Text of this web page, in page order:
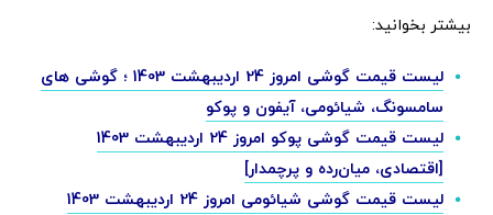
بیشتر بخوانید:
لیست قیمت گوشی امروز 24 اردیبهشت 1403 ؛ گوشی های
سامسونگ، شیائومی، آیفون و پوکو
لیست قیمت گوشی پوکو امروز 24 اردیبهشت 1403
[اقتصادی، میان‌رده و پرچمدار]
لیست قیمت گوشی شیائومی امروز 24 اردیبهشت 1403